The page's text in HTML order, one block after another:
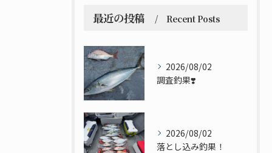
最近の投稿 Recent Posts
2026/08/02
調査釣果❣️
2026/08/02
落とし込み釣果！